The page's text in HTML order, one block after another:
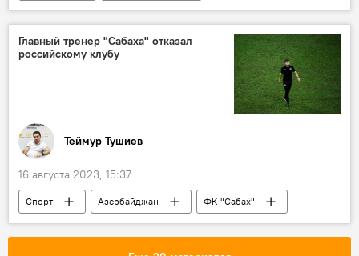
Джалилабадский район
Государственная служба по охране, развитию и восстановлению культурного наследия
Кладбище
средневековье
Главный тренер "Сабаха" отказал
российскому клубу
Теймур Тушиев
16 августа 2023, 15:37
Спорт Азербайджан
ФК "Сабах"
Мурад Мусаев
российский ФК "Ахмат"